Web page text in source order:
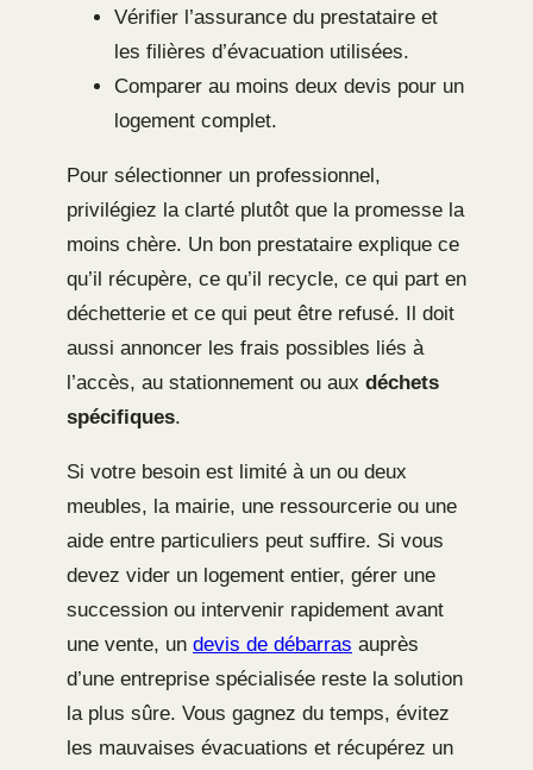
Vérifier l’assurance du prestataire et
les filières d’évacuation utilisées.
Comparer au moins deux devis pour un
logement complet.
Pour sélectionner un professionnel,
privilégiez la clarté plutôt que la promesse la
moins chère. Un bon prestataire explique ce
qu’il récupère, ce qu’il recycle, ce qui part en
déchetterie et ce qui peut être refusé. Il doit
aussi annoncer les frais possibles liés à
l’accès, au stationnement ou aux déchets
spécifiques.
Si votre besoin est limité à un ou deux
meubles, la mairie, une ressourcerie ou une
aide entre particuliers peut suffire. Si vous
devez vider un logement entier, gérer une
succession ou intervenir rapidement avant
une vente, un devis de débarras auprès
d’une entreprise spécialisée reste la solution
la plus sûre. Vous gagnez du temps, évitez
les mauvaises évacuations et récupérez un